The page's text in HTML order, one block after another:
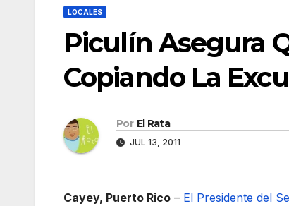
LOCALES
Piculín Asegura
Copiando La
Por El Rata
JUL 13, 2011
Cayey, Puerto Rico – El Presidente del